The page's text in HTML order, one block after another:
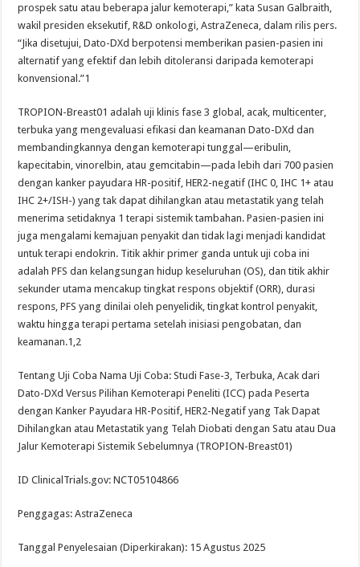
prospek satu atau beberapa jalur kemoterapi,” kata Susan Galbraith,
wakil presiden eksekutif, R&D onkologi, AstraZeneca, dalam rilis pers.
“Jika disetujui, Dato-DXd berpotensi memberikan pasien-pasien ini
alternatif yang efektif dan lebih ditoleransi daripada kemoterapi
konvensional.”1
TROPION-Breast01 adalah uji klinis fase 3 global, acak, multicenter,
terbuka yang mengevaluasi efikasi dan keamanan Dato-DXd dan
membandingkannya dengan kemoterapi tunggal—eribulin,
kapecitabin, vinorelbin, atau gemcitabin—pada lebih dari 700 pasien
dengan kanker payudara HR-positif, HER2-negatif (IHC 0, IHC 1+ atau
IHC 2+/ISH-) yang tak dapat dihilangkan atau metastatik yang telah
menerima setidaknya 1 terapi sistemik tambahan. Pasien-pasien ini
juga mengalami kemajuan penyakit dan tidak lagi menjadi kandidat
untuk terapi endokrin. Titik akhir primer ganda untuk uji coba ini
adalah PFS dan kelangsungan hidup keseluruhan (OS), dan titik akhir
sekunder utama mencakup tingkat respons objektif (ORR), durasi
respons, PFS yang dinilai oleh penyelidik, tingkat kontrol penyakit,
waktu hingga terapi pertama setelah inisiasi pengobatan, dan
keamanan.1,2
Tentang Uji Coba Nama Uji Coba: Studi Fase-3, Terbuka, Acak dari
Dato-DXd Versus Pilihan Kemoterapi Peneliti (ICC) pada Peserta
dengan Kanker Payudara HR-Positif, HER2-Negatif yang Tak Dapat
Dihilangkan atau Metastatik yang Telah Diobati dengan Satu atau Dua
Jalur Kemoterapi Sistemik Sebelumnya (TROPION-Breast01)
ID ClinicalTrials.gov: NCT05104866
Penggagas: AstraZeneca
Tanggal Penyelesaian (Diperkirakan): 15 Agustus 2025